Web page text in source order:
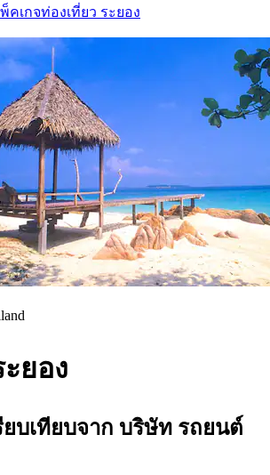
คเกจท่องเที่ยว ระยอง
ยอง
บเทียบจาก บริษัท รถยนต์